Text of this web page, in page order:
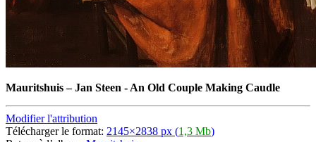
Mauritshuis–Jan Steen - An Old Couple Making Caudle
Modifier l'attribution
Télécharger le format: 2145×2838 px (1,3 Mb)